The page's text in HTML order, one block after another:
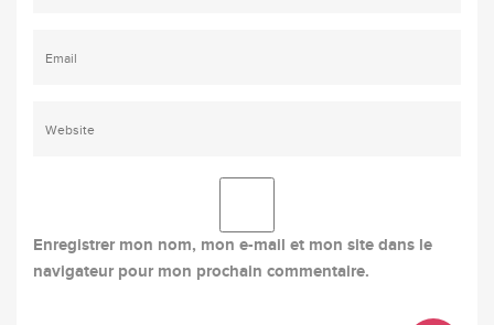
Enregistrer mon nom, mon e-mail et mon site dans le
navigateur pour mon prochain commentaire.